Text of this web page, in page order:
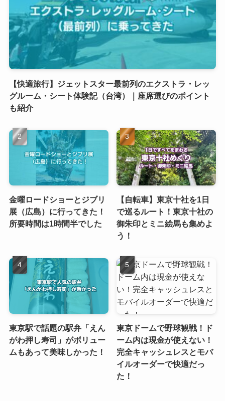
【快適旅行】ジェットスター最前列のエクストラ・レッ
グルーム・シート体験記（台湾）｜座席選びのポイント
も紹介
金曜ロードショーとジブリ
展（広島）に行ってきた！
所要時間は1時間半でした
【自転車】東京十社を1日
で巡るルート！東京十社の
御朱印とミニ絵馬も集めよ
う！
東京駅で話題の駅弁「えん
がわ押し寿司」がボリュー
ムもあって美味しかった！
東京ドームで野球観戦！ド
ーム内は現金が使えない！
完全キャッシュレスとモバ
イルオーダーで快適だっ
た！